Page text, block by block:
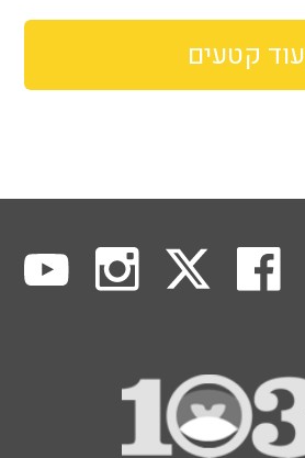
עוד קטעים